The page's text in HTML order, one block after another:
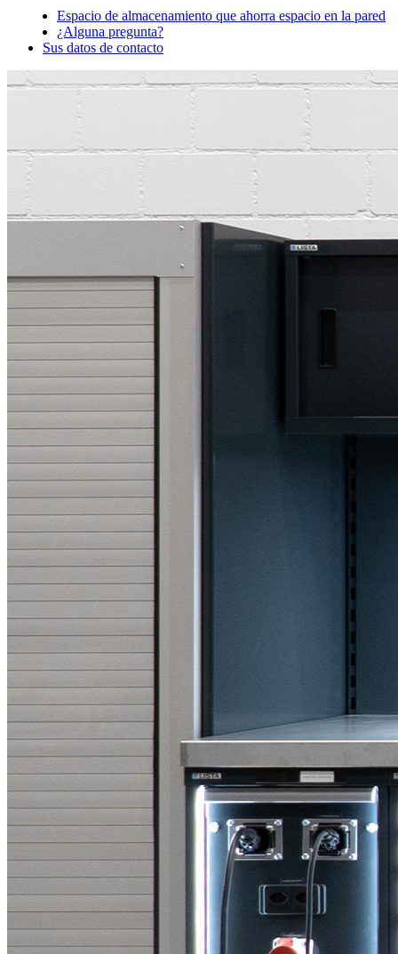
Espacio de almacenamiento que ahorra espacio en la pared
¿Alguna pregunta?
Sus datos de contacto